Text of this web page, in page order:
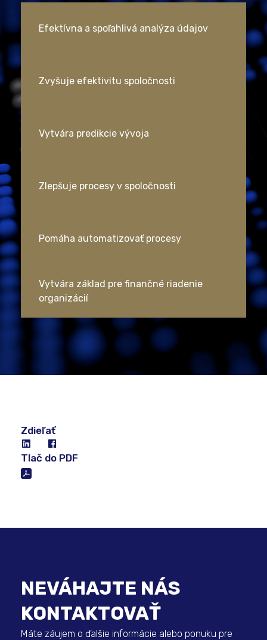
Efektívna a spoľahlivá analýza údajov
Zvyšuje efektivitu spoločnosti
Vytvára predikcie vývoja
Zlepšuje procesy v spoločnosti
Pomáha automatizovať procesy
Vytvára základ pre finančné riadenie
organizácií
Zdieľať
Tlač do PDF
NEVÁHAJTE NÁS
KONTAKTOVAŤ
Máte záujem o ďalšie informácie alebo ponuku pre